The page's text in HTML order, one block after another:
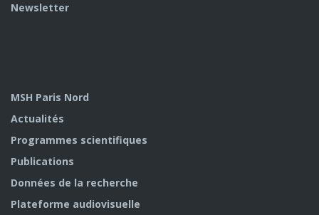
Newsletter
MSH Paris Nord
Actualités
Programmes scientifiques
Publications
Données de la recherche
Plateforme audiovisuelle